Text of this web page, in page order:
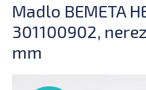
Madlo BEMETA
301100902,
mm